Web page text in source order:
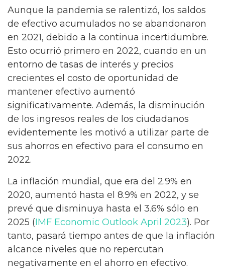
Aunque la pandemia se ralentizó, los saldos
de efectivo acumulados no se abandonaron
en 2021, debido a la continua incertidumbre.
Esto ocurrió primero en 2022, cuando en un
entorno de tasas de interés y precios
crecientes el costo de oportunidad de
mantener efectivo aumentó
significativamente. Además, la disminución
de los ingresos reales de los ciudadanos
evidentemente les motivó a utilizar parte de
sus ahorros en efectivo para el consumo en
2022.
La inflación mundial, que era del 2.9% en
2020, aumentó hasta el 8.9% en 2022, y se
prevé que disminuya hasta el 3.6% sólo en
2025 (IMF Economic Outlook April 2023). Por
tanto, pasará tiempo antes de que la inflación
alcance niveles que no repercutan
negativamente en el ahorro en efectivo.